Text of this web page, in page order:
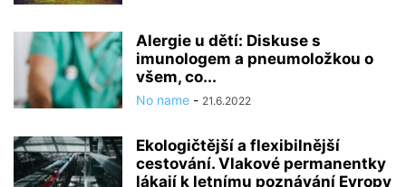
Alergie u dětí: Diskuse s
imunologem a pneumoložkou o
všem, co...
No name - 21.6.2022
Ekologičtější a flexibilnější
cestování. Vlakové permanentky
lákají k letnímu poznávání Evropy